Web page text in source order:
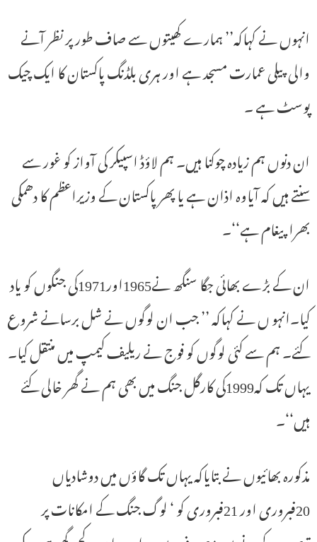
انہوں نے کہاکہ’’ ہمارے کھیتوں سے صاف طور پر نظر آنے
والی پیلی عمارت مسجد ہے اور ہری بلڈنگ پاکستان کا ایک چیک
پوسٹ ہے ۔
ان دنوں ہم زیادہ چوکنا ہیں۔ ہم لاؤڈ اسپیکر کی آواز کو غور سے
سنتے ہیں کہ آیاوہ اذان ہے یا پھر پاکستان کے وزیراعظم کا دھمکی
بھرا پیغام ہے‘‘۔
ان کے بڑے بھائی جگا سنگھ نے1965اور1971کی جنگوں کو یاد
کیا۔انہو ں نے کہاکہ ’’ جب ان لوگوں نے شل برسانے شروع
کئے۔ ہم سے کئی لوگوں کو فوج نے ریلیف کیمپ میں منتقل کیا۔
یہاں تک کہ1999کی کارگل جنگ میں بھی ہم نے گھر خالی کئے
ہیں‘‘۔
مذکورہ بھائیوں نے بتایاکہ یہاں تک گاؤں میں دوشادیاں
20فبروری اور 21فبروری کو ‘ لوگ جنگ کے امکانات پر